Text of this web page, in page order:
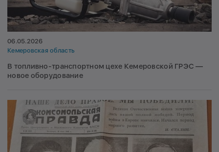
06.05.2026
Кемеровская область
В топливно-транспортном цехе Кемеровской ГРЭС —
новое оборудование